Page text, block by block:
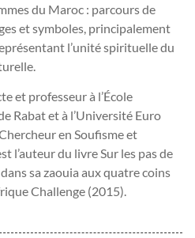
du Maroc : parcours de
et symboles, principalement
l’unité spirituelle du
et professeur à l’École
Rabat et à l’Université Euro
en Soufisme et
l’auteur du livre Sur les pas de
sa zaouia aux quatre coins
Challenge (2015).